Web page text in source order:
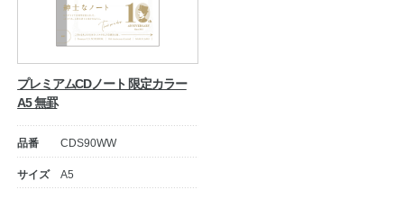
プレミアムCDノート 限定カラー
A5 無罫
品番 CDS90WW
サイズ A5